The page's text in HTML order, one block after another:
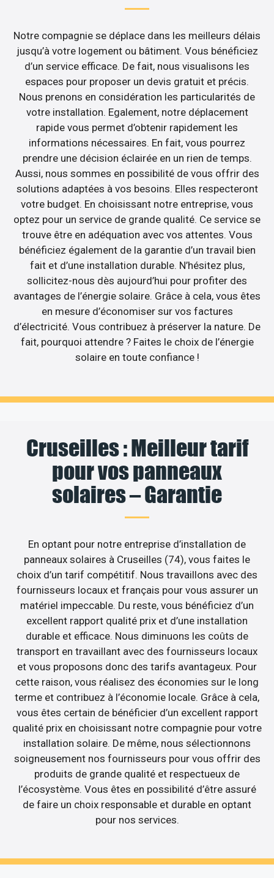
Notre compagnie se déplace dans les meilleurs délais
jusqu’à votre logement ou bâtiment. Vous bénéficiez
d’un service efficace. De fait, nous visualisons les
espaces pour proposer un devis gratuit et précis.
Nous prenons en considération les particularités de
votre installation. Egalement, notre déplacement
rapide vous permet d’obtenir rapidement les
informations nécessaires. En fait, vous pourrez
prendre une décision éclairée en un rien de temps.
Aussi, nous sommes en possibilité de vous offrir des
solutions adaptées à vos besoins. Elles respecteront
votre budget. En choisissant notre entreprise, vous
optez pour un service de grande qualité. Ce service se
trouve être en adéquation avec vos attentes. Vous
bénéficiez également de la garantie d’un travail bien
fait et d’une installation durable. N’hésitez plus,
sollicitez-nous dès aujourd’hui pour profiter des
avantages de l’énergie solaire. Grâce à cela, vous êtes
en mesure d’économiser sur vos factures
d’électricité. Vous contribuez à préserver la nature. De
fait, pourquoi attendre ? Faites le choix de l’énergie
solaire en toute confiance !
Cruseilles : Meilleur tarif
pour vos panneaux
solaires – Garantie
En optant pour notre entreprise d’installation de
panneaux solaires à Cruseilles (74), vous faites le
choix d’un tarif compétitif. Nous travaillons avec des
fournisseurs locaux et français pour vous assurer un
matériel impeccable. Du reste, vous bénéficiez d’un
excellent rapport qualité prix et d’une installation
durable et efficace. Nous diminuons les coûts de
transport en travaillant avec des fournisseurs locaux
et vous proposons donc des tarifs avantageux. Pour
cette raison, vous réalisez des économies sur le long
terme et contribuez à l’économie locale. Grâce à cela,
vous êtes certain de bénéficier d’un excellent rapport
qualité prix en choisissant notre compagnie pour votre
installation solaire. De même, nous sélectionnons
soigneusement nos fournisseurs pour vous offrir des
produits de grande qualité et respectueux de
l’écosystème. Vous êtes en possibilité d’être assuré
de faire un choix responsable et durable en optant
pour nos services.